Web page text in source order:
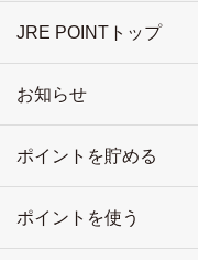
JRE POINTトップ
お知らせ
ポイントを貯める
ポイントを使う